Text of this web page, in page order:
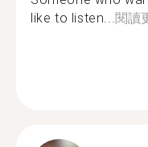
like to listen...閱讀